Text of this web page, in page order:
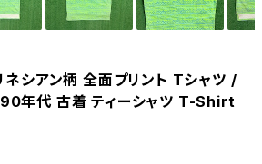
シアン柄 全面プリント Tシャツ /
年代 古着 ティーシャツ T-Shirt